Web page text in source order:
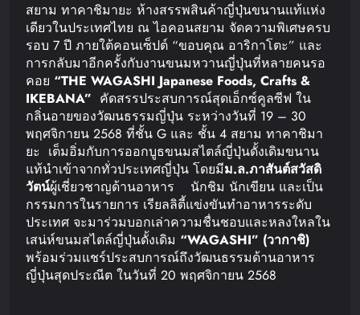
สยาม ทาคาชิมายะ ห้างสรรพสินค้าญี่ปุ่นขนานแท้แห่ง
เดียวในประเทศไทย ณ ไอคอนสยาม จัดความพิเศษครบ
รอบ 7 ปี ภายใต้คอนเซ็ปต์ “ขอบคุณ อาริกาโตะ” และ
การกลับมาอีกครั้งกับงานขนมหวานญี่ปุ่นที่หลายคนรอ
คอย “THE WAGASHI Japanese Foods, Crafts &
IKEBANA” คัดสรรประสบการณ์สุดเอ็กซ์คูลซีฟ ใน
กลิ่นอายของวัฒนธรรมญี่ปุ่น ระหว่างวันที่ 19 – 30
พฤศจิกายน 2568 ที่ชั้น G และ ชั้น 4 สยาม ทาคาชิมา
ยะ เต็มอิ่มกับการออกบูธขนมสไตล์ญี่ปุ่นดั้งเดิมขนาน
แท้นำเข้าจากทั่วประเทศญี่ปุ่น โดยมีม.ล.ภาสันต์สวัสดิ
วัตน์ผู้เชี่ยวชาญด้านอาหาร นักชิม นักเขียน และเป็น
กรรมการในรายการ เรียลลิตี้แข่งขันทำอาหารระดับ
ประเทศ จะมาร่วมบอกเล่าความชื่นชอบและหลงใหลใน
เสน่ห์ขนมสไตล์ญี่ปุ่นดั้งเดิม “WAGASHI” (วากาชิ)
พร้อมร่วมแชร์ประสบการณ์ถึงวัฒนธรรมด้านอาหาร
ญี่ปุ่นสุดประณีต ในวันที่ 20 พฤศจิกายน 2568